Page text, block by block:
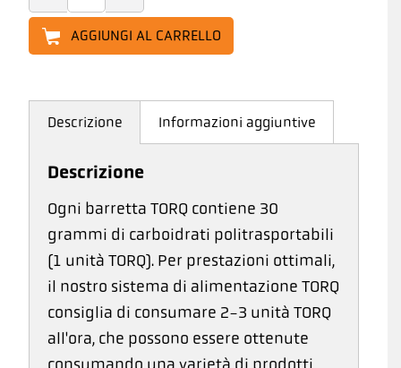
AGGIUNGI AL CARRELLO
Descrizione Informazioni aggiuntive
Descrizione
Ogni barretta TORQ contiene 30
grammi di carboidrati politrasportabili
(1 unità TORQ). Per prestazioni ottimali,
il nostro sistema di alimentazione TORQ
consiglia di consumare 2-3 unità TORQ
all'ora, che possono essere ottenute
consumando una varietà di prodotti